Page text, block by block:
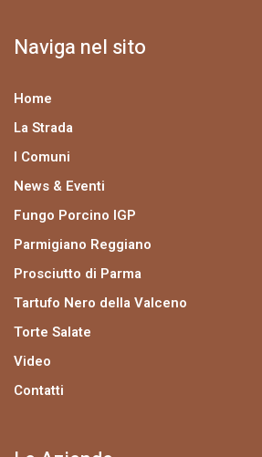
Naviga nel sito
Home
La Strada
I Comuni
News & Eventi
Fungo Porcino IGP
Parmigiano Reggiano
Prosciutto di Parma
Tartufo Nero della Valceno
Torte Salate
Video
Contatti